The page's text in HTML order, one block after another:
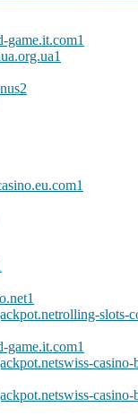
game.it.com1
1
2
1
1
slots-
game.it.com1
casino-
casino-